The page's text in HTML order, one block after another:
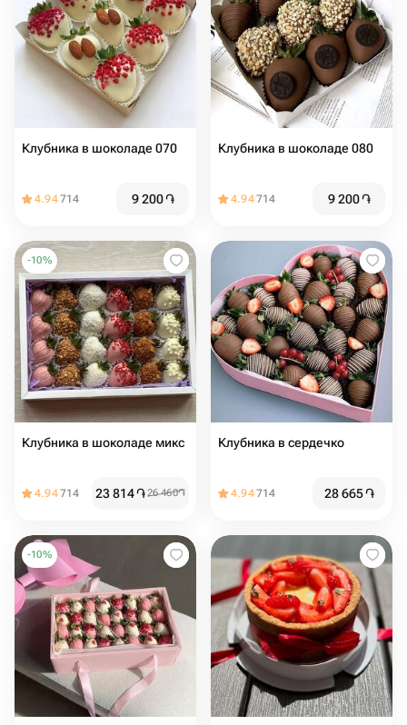
Клубника в шоколаде 070
4.94714 9 200֏
Клубника в шоколаде 080
4.94714 9 200֏
-10%
Клубника в шоколаде микс
4.94714 23 814֏26 460֏
Клубника в сердечко
4.94714 28 665֏
-10%